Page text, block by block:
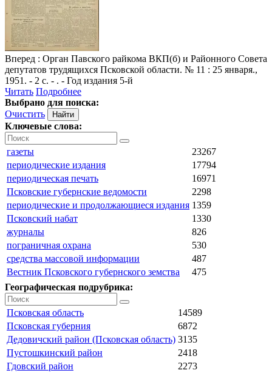
Вперед : Орган Павского райкома ВКП(б) и Районного Совета
депутатов трудящихся Псковской области. № 11 : 25 января.,
1951. - 2 с. - . - Год издания 5-й
Читать Подробнее
Выбрано для поиска:
Очистить
Ключевые слова:
газеты
23267
периодические издания
17794
периодическая печать
16971
Псковские губернские ведомости
2298
периодические и продолжающиеся издания 1359
Псковский набат
1330
журналы
826
пограничная охрана
530
средства массовой информации
487
Вестник Псковского губернского земства
475
Географическая подрубрика:
Псковская область
14589
Псковская губерния
6872
Дедовичский район (Псковская область) 3135
Пустошкинский район
2418
Гдовский район
2273